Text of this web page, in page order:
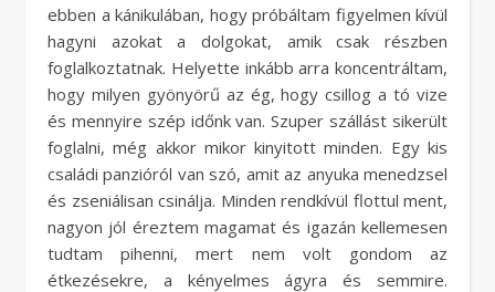
ebben a kánikulában, hogy próbáltam figyelmen kívül
hagyni azokat a dolgokat, amik csak részben
foglalkoztatnak. Helyette inkább arra koncentráltam,
hogy milyen gyönyörű az ég, hogy csillog a tó vize
és mennyire szép időnk van. Szuper szállást sikerült
foglalni, még akkor mikor kinyitott minden. Egy kis
családi panzióról van szó, amit az anyuka menedzsel
és zseniálisan csinálja. Minden rendkívül flottul ment,
nagyon jól éreztem magamat és igazán kellemesen
tudtam pihenni, mert nem volt gondom az
étkezésekre, a kényelmes ágyra és semmire.